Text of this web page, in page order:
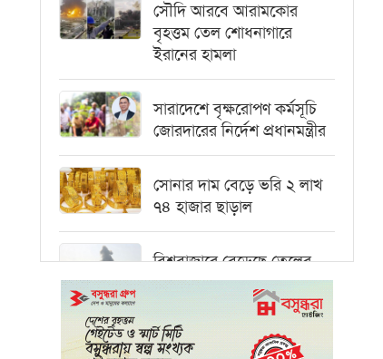
সৌদি আরবে আরামকোর
বৃহত্তম তেল শোধনাগারে
ইরানের হামলা
সারাদেশে বৃক্ষরোপণ কর্মসূচি
জোরদারের নির্দেশ প্রধানমন্ত্রীর
সোনার দাম বেড়ে ভরি ২ লাখ
৭৪ হাজার ছাড়াল
বিশ্ববাজারে বেড়েছে তেলের
দাম, ওয়ালস্ট্রিটে পতনের